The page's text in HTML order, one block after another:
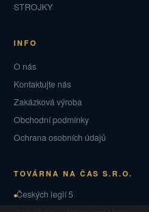
STROJKY
INFO
O nás
Kontaktujte nás
Zakázková výroba
Obchodní podmínky
Ochrana osobních údajů
TOVÁRNA NA ČAS S.R.O.
Českých legií 5